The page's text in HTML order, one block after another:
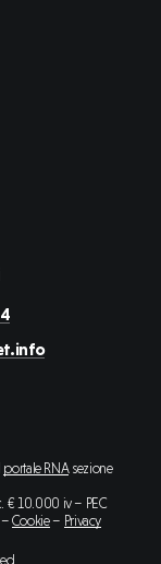
portale RNAsezione
€ 10.000 iv – PEC
Cookie– Privacy